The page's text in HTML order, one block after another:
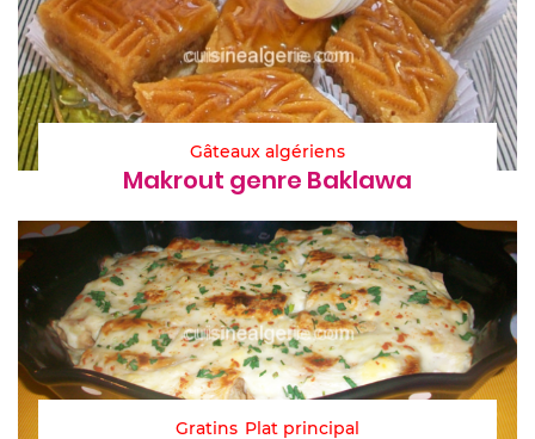
Gâteaux algériens
Makrout genre Baklawa
Gratins Plat principal